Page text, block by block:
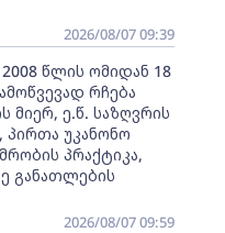
2026/08/07 09:39
წლის ომიდან 18
რჩება
მიერ, ე.წ. საზღვრის
პირთა უკანონო
პრაქტიკა,
განათლების
2026/08/07 09:59